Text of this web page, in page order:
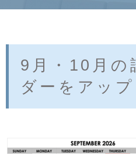
9月・10月の
ダーをアッ